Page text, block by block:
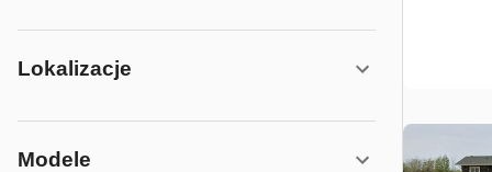
Lokalizacje
Modele